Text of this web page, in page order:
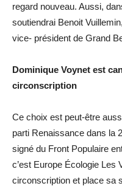
regard nouveau. Aussi,
soutiendrai Benoit
vice- président de Grand
Dominique Voynet est
circonscription
Ce choix est peut-être
parti Renaissance dans la
signé du Front Populaire
c’est Europe Écologie Les
circonscription et place sa